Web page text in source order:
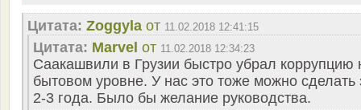
Цитата: Zoggyla от 11.02.2018 12:41:15
Цитата: Marvel от 11.02.2018 12:34:23
Саакашвили в Грузии быстро убрал коррупцию
бытовом уровне. У нас это тоже можно сделать
2-3 года. Было бы желание руководства.